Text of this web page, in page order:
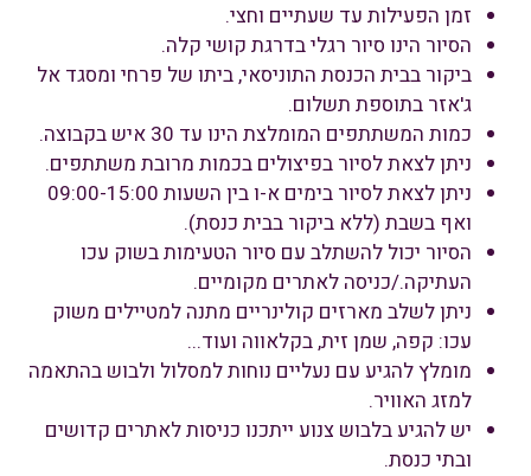
זמן הפעילות עד שעתיים וחצי.
הסיור הינו סיור רגלי בדרגת קושי קלה.
ביקור בבית הכנסת התוניסאי, ביתו של פרחי ומסגד אל
ג'אזר בתוספת תשלום.
כמות המשתתפים המומלצת הינו עד 30 איש בקבוצה.
ניתן לצאת לסיור בפיצולים בכמות מרובת משתתפים.
ניתן לצאת לסיור בימים א-ו בין השעות 09:00-15:00
ואף בשבת (ללא ביקור בבית כנסת).
הסיור יכול להשתלב עם סיור הטעימות בשוק עכו
העתיקה./כניסה לאתרים מקומיים.
ניתן לשלב מארזים קולינריים מתנה למטיילים משוק
עכו: קפה, שמן זית, בקלאווה ועוד...
מומלץ להגיע עם נעליים נוחות למסלול ולבוש בהתאמה
למזג האוויר.
יש להגיע בלבוש צנוע ייתכנו כניסות לאתרים קדושים
ובתי כנסת.